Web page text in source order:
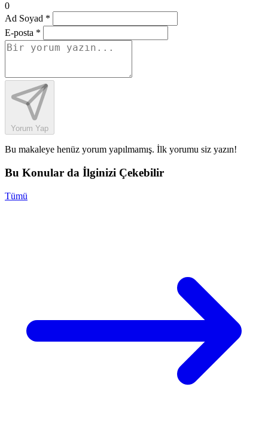
0
Ad Soyad *
E-posta *
Yorum Yap
Bu makaleye henüz yorum yapılmamış. İlk yorumu siz yazın!
Bu Konular da İlginizi Çekebilir
Tümü